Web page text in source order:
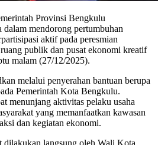
Provinsi Bengkulu
mendorong pertumbuhan
aktif pada peresmian
publik dan pusat ekonomi kreatif
malam (27/12/2025).
melalui penyerahan bantuan berupa
Pemerintah Kota Bengkulu.
menunjang aktivitas pelaku usaha
yang memanfaatkan kawasan
dan kegiatan ekonomi.
dilakukan langsung oleh Wali Kota